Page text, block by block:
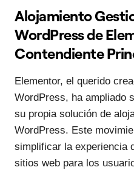
Alojamiento
WordPress de
Contendiente
Elementor, el querido
WordPress, ha ampliado
su propia solución de
WordPress. Este
simplificar la experiencia
sitios web para los